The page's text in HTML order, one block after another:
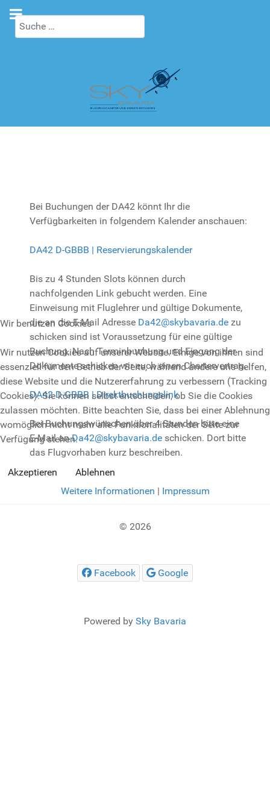
Suchen
Bei Buchungen der DA42 könnt Ihr die
Verfügbarkeiten in folgendem Kalender anschauen:
DA42 D-GBBB | Reservierungskalender
Bis zu 4 Stunden Slots können durch
nachfolgenden Link gebucht werden. Eine
Einweisung mit Fluglehrer und gültige Dokumente,
die an die E-Mail Adresse Da42@skybavaria.de zu
schicken sind ist Voraussetzung für eine gültige
Buchung. Nach Terminbuchung und Eingang der
Dokumente schicken wir euch einen Chartervertrag.
DA42 D-GBBB | Direktbuchungslink
Bei Buchungswünschen über 4 Stunden bitte eine
E-Mail anDa42@skybavaria.de schicken. Dort bitte
das Flugvorhaben kurz beschreiben.
© 2026
Facebook Google
Powered by Sky Bavaria
Wir benutzen Cookies
Wir nutzen Cookies auf unserer Website. Einige von ihnen sind
essenziell für den Betrieb der Seite, während andere uns helfen,
diese Website und die Nutzererfahrung zu verbessern (Tracking
Cookies). Sie können selbst entscheiden, ob Sie die Cookies
zulassen möchten. Bitte beachten Sie, dass bei einer Ablehnung
womöglich nicht mehr alle Funktionalitäten der Seite zur
Verfügung stehen.
Akzeptieren
Ablehnen
Weitere Informationen | Impressum